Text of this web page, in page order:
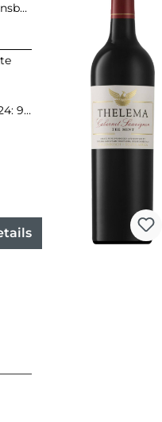
Südafrika - Stellenbosch - Simonsberg-Stellenbosch